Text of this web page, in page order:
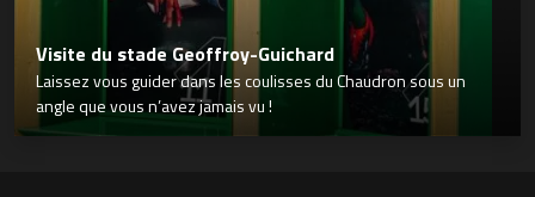
Visite du stade Geoffroy-Guichard
Laissez vous guider dans les coulisses du Chaudron sous un
angle que vous n’avez jamais vu !